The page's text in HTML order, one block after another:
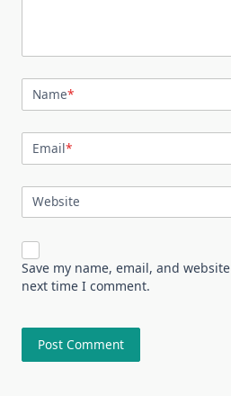
Name*
Email*
Website
Save my name, email, and
next time I comment.